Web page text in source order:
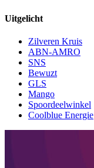
Uitgelicht
Zilveren Kruis
ABN-AMRO
SNS
Bewuzt
GLS
Mango
Spoordeelwinkel
Coolblue Energie